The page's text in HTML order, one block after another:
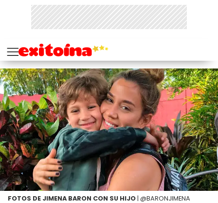
FOTOS DE JIMENA BARON CON SU HIJO | @BARONJIMENA